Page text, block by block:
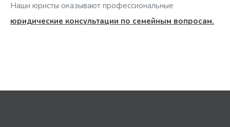
Наши юристы оказывают профессиональные
юридические консультации по семейным вопросам.